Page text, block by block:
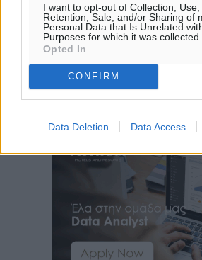
I want to opt-out of Collection, Use,
Retention, Sale, and/or Sharing of
Personal Data that Is Unrelated
Purposes for which it was collected.
Opted In
CONFIRM
Data Deletion Data Access